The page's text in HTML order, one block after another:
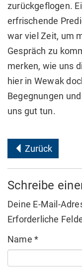
zurückgeflogen.
erfrischende
war viel Zeit, um
Gespräch zu
merken, wie uns
hier in Wewak
Begegnungen
uns gut tun.
Zurück
Schreibe
Deine E-Mail-
Erforderliche
Name*